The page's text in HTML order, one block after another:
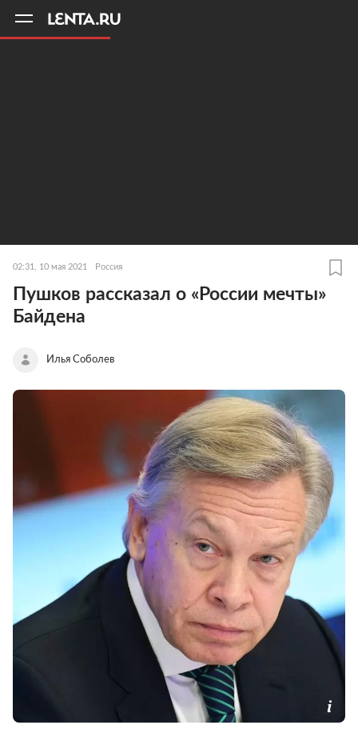
02:31, 10 мая 2021 Россия
Пушков рассказал о «России мечты»
Байдена
Илья Соболев